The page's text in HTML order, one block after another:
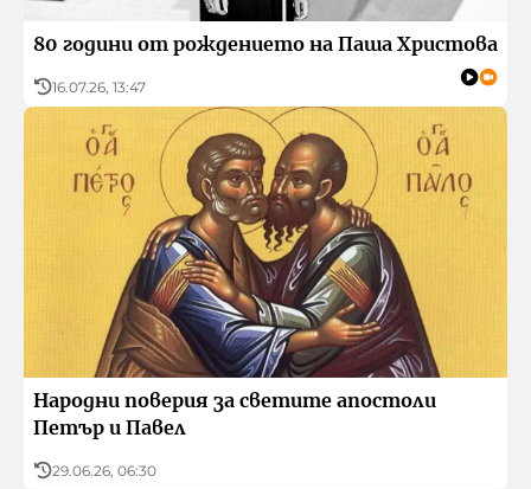
80 години от рождението на Паша Христова
16.07.26, 13:47
Народни поверия за светите апостоли
Петър и Павел
29.06.26, 06:30